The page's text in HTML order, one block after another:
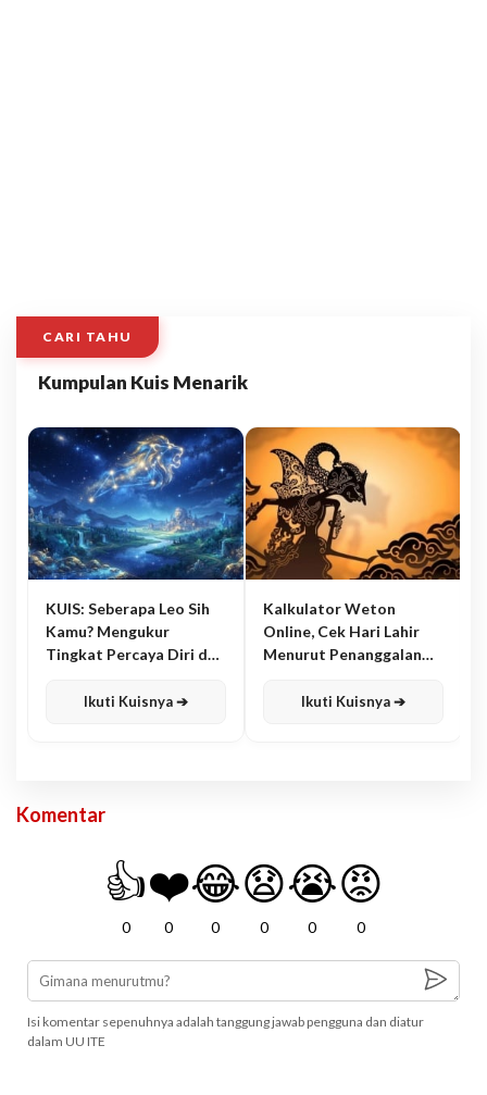
CARI TAHU
Kumpulan Kuis Menarik
KUIS: Seberapa Leo Sih
Kamu? Mengukur
Tingkat Percaya Diri dan
Ikuti Kuisnya ➔
Kalkulator Weton
Online, Cek Hari Lahir
Menurut Penanggalan
Ikuti Kuisnya ➔
Komentar
👍
0
❤️
0
😂
0
😧
0
😭
0
😡
0
Isi komentar sepenuhnya adalah tanggung jawab pengguna dan diatur
dalam UU ITE